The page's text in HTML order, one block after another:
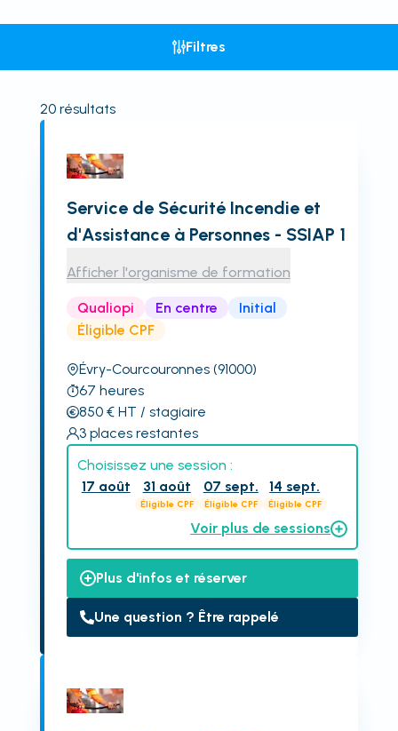
Filtres
20résultats
Service de Sécurité Incendie et
d'Assistance à Personnes - SSIAP 1
Afficher l'organisme de formation
Qualiopi En centre
Initial
Éligible CPF
Évry-Courcouronnes (91000)
67 heures
850€ HT / stagiaire
3 places restantes
Choisissez une session :
17 août
31 août
Éligible CPF
07 sept.
Éligible CPF
14 sept.
Éligible CPF
Voir plus de sessions
Plus d'infos et réserver
Une question ? Être rappelé